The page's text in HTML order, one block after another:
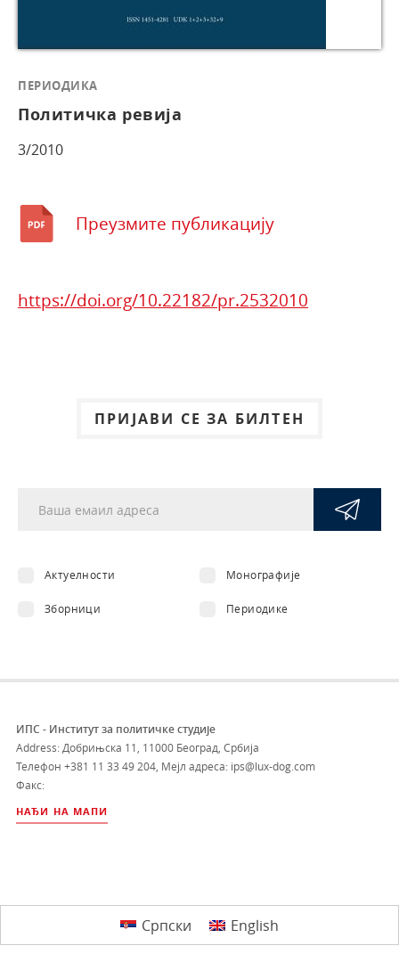
ПЕРИОДИКА
Политичка ревија
3/2010
Преузмите публикацију
https://doi.org/10.22182/pr.2532010
ПРИЈАВИ СЕ ЗА БИЛТЕН
Актуелности Монографије
Зборници Периодике
ИПС - Институт за политичке студије
Address: Добрињска 11, 11000 Београд, Србија
Телефон +381 11 33 49 204, Мејл адреса: ips@lux-dog.com
Факс:
НАЂИ НА МАПИ
Српски English